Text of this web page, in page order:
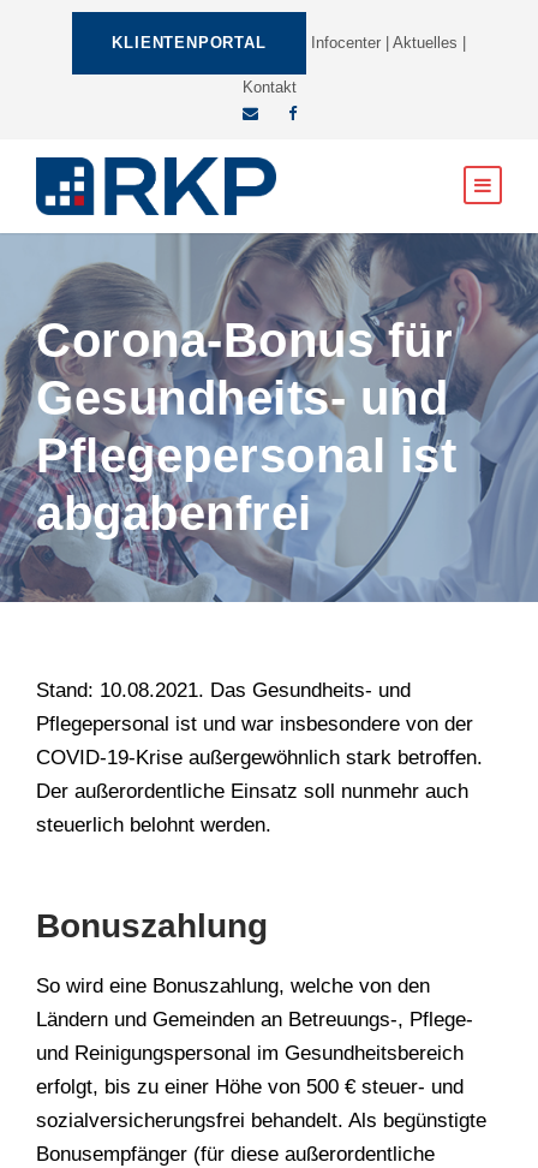
KLIENTENPORTAL Infocenter| Aktuelles
Kontakt
Corona-Bonus für
Gesundheits- und
Pflegepersonal ist
abgabenfrei
Stand: 10.08.2021. Das Gesundheits- und
Pflegepersonal ist und war insbesondere von der
COVID-19-Krise außergewöhnlich stark betroffen.
Der außerordentliche Einsatz soll nunmehr auch
steuerlich belohnt werden.
Bonuszahlung
So wird eine Bonuszahlung, welche von den
Ländern und Gemeinden an Betreuungs-, Pflege-
und Reinigungspersonal im Gesundheitsbereich
erfolgt, bis zu einer Höhe von 500 € steuer- und
sozialversicherungsfrei behandelt. Als begünstigte
Bonusempfänger (für diese außerordentliche